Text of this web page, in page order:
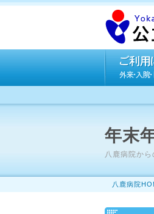
年末
八鹿病院から
八鹿病院